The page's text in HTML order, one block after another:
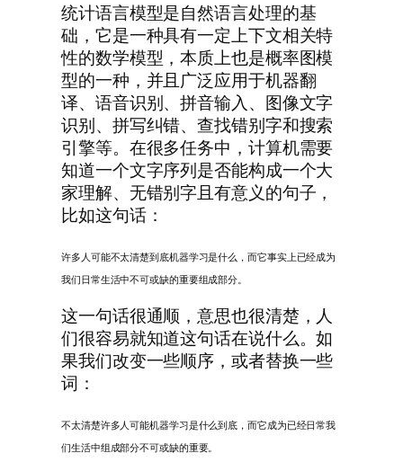
统计语言模型是自然语言处理的基
础，它是一种具有一定上下文相关特
性的数学模型，本质上也是概率图模
型的一种，并且广泛应用于机器翻
译、语音识别、拼音输入、图像文字
识别、拼写纠错、查找错别字和搜索
引擎等。在很多任务中，计算机需要
知道一个文字序列是否能构成一个大
家理解、无错别字且有意义的句子，
比如这句话：
许多人可能不太清楚到底机器学习是什么，而它事实上已经成为
我们日常生活中不可或缺的重要组成部分。
这一句话很通顺，意思也很清楚，人
们很容易就知道这句话在说什么。如
果我们改变一些顺序，或者替换一些
词：
不太清楚许多人可能机器学习是什么到底，而它成为已经日常我
们生活中组成部分不可或缺的重要。